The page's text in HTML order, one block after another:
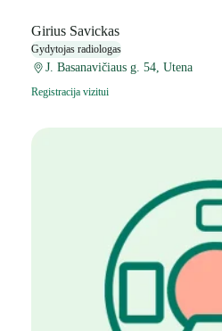
Girius Savickas
Gydytojas radiologas
J. Basanavičiaus g. 54, Utena
Registracija vizitui